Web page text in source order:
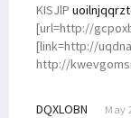
KISJlP
[url=http://
[link=http://
http://
DQXLOBN May